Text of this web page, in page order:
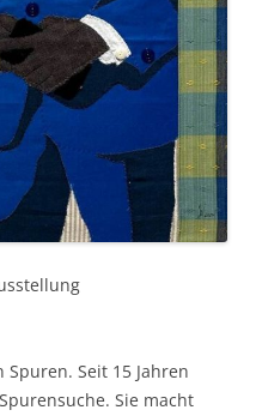
Seit 15 Jahren
Sie macht